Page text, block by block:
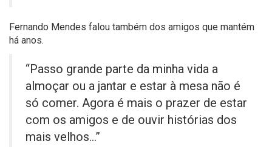
Fernando Mendes falou também dos amigos que mantém
há anos.
“Passo grande parte da minha vida a
almoçar ou a jantar e estar à mesa não é
só comer. Agora é mais o prazer de estar
com os amigos e de ouvir histórias dos
mais velhos…”